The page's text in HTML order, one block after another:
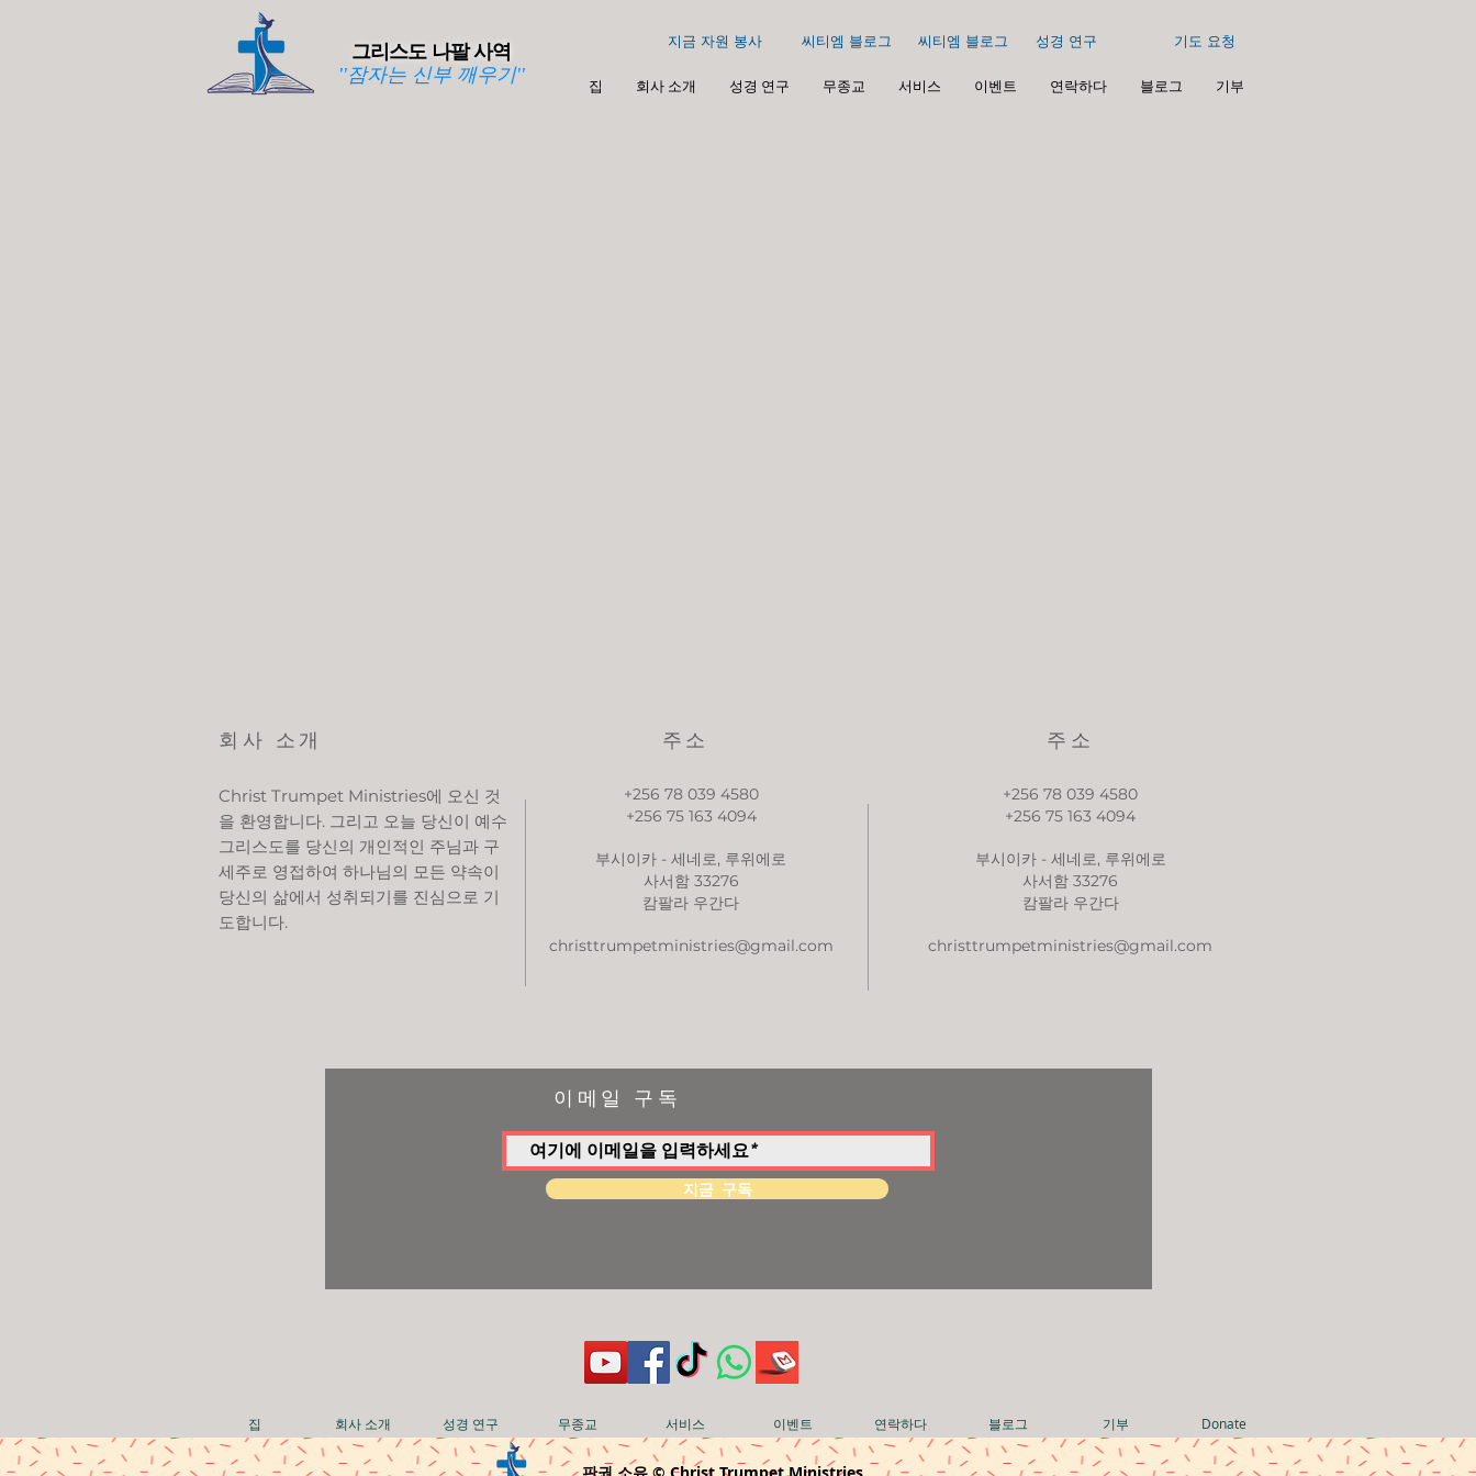
그리스도 나팔 사역
''잠자는 신부 깨우기''
지금 자원 봉사 씨티엠 블로그 성경 연구 기도 요청
집 회사 소개 성경 연구 무종교 서비스 이벤트 연락하다 블로그 기부
씨티엠 블로그
회사 소개 주소 주소
Christ Trumpet Ministries에 오신 것
을 환영합니다. 그리고 오늘 당신이 예수
그리스도를 당신의 개인적인 주님과 구
세주로 영접하여 하나님의 모든 약속이
당신의 삶에서 성취되기를 진심으로 기
도합니다.
+256 78 039 4580
+256 75 163 4094
부시이카 - 세네로, 루위에로
사서함 33276
캄팔라 우간다
christtrumpetministries@gmail.com
+256 78 039 4580
+256 75 163 4094
부시이카 - 세네로, 루위에로
사서함 33276
캄팔라 우간다
christtrumpetministries@gmail.com
이메일 구독
지금 구독
집 회사 소개 성경 연구 무종교 서비스 이벤트 연락하다 블로그 기부 Donate